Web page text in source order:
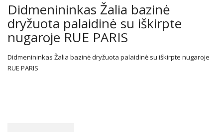
Didmenininkas Žalia bazinė
dryžuota palaidinė su iškirpte
nugaroje RUE PARIS
Didmenininkas Žalia bazinė dryžuota palaidinė su iškirpte nugaroje
RUE PARIS